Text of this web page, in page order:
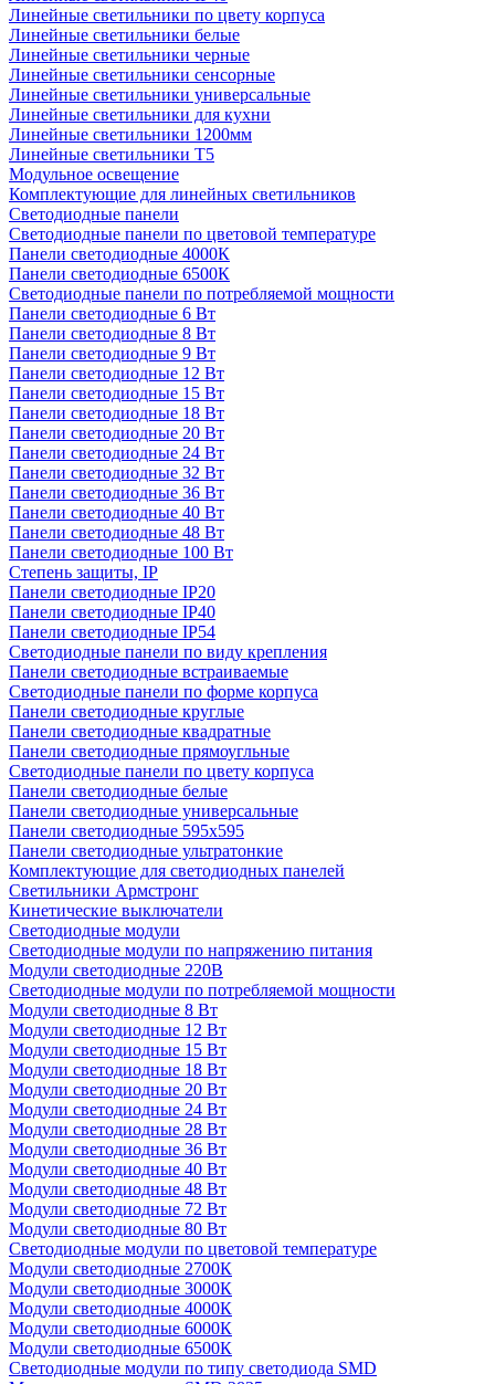
Линейные светильники по цвету корпуса
Линейные светильники белые
Линейные светильники черные
Линейные светильники сенсорные
Линейные светильники универсальные
Линейные светильники для кухни
Линейные светильники 1200мм
Линейные светильники Т5
Модульное освещение
Комплектующие для линейных светильников
Светодиодные панели
Светодиодные панели по цветовой температуре
Панели светодиодные 4000К
Панели светодиодные 6500К
Светодиодные панели по потребляемой мощности
Панели светодиодные 6 Вт
Панели светодиодные 8 Вт
Панели светодиодные 9 Вт
Панели светодиодные 12 Вт
Панели светодиодные 15 Вт
Панели светодиодные 18 Вт
Панели светодиодные 20 Вт
Панели светодиодные 24 Вт
Панели светодиодные 32 Вт
Панели светодиодные 36 Вт
Панели светодиодные 40 Вт
Панели светодиодные 48 Вт
Панели светодиодные 100 Вт
Степень защиты, IP
Панели светодиодные IP20
Панели светодиодные IP40
Панели светодиодные IP54
Светодиодные панели по виду крепления
Панели светодиодные встраиваемые
Светодиодные панели по форме корпуса
Панели светодиодные круглые
Панели светодиодные квадратные
Панели светодиодные прямоугльные
Светодиодные панели по цвету корпуса
Панели светодиодные белые
Панели светодиодные универсальные
Панели светодиодные 595х595
Панели светодиодные ультратонкие
Комплектующие для светодиодных панелей
Светильники Армстронг
Кинетические выключатели
Светодиодные модули
Светодиодные модули по напряжению питания
Модули светодиодные 220В
Светодиодные модули по потребляемой мощности
Модули светодиодные 8 Вт
Модули светодиодные 12 Вт
Модули светодиодные 15 Вт
Модули светодиодные 18 Вт
Модули светодиодные 20 Вт
Модули светодиодные 24 Вт
Модули светодиодные 28 Вт
Модули светодиодные 36 Вт
Модули светодиодные 40 Вт
Модули светодиодные 48 Вт
Модули светодиодные 72 Вт
Модули светодиодные 80 Вт
Светодиодные модули по цветовой температуре
Модули светодиодные 2700К
Модули светодиодные 3000К
Модули светодиодные 4000К
Модули светодиодные 6000К
Модули светодиодные 6500К
Светодиодные модули по типу светодиода SMD